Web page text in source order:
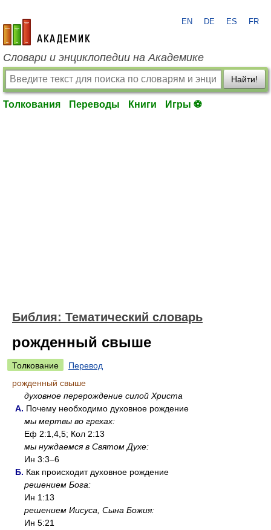
academic.ru
EN DE ES FR
Словари и энциклопедии на Академике
Найти!
Толкования Переводы Книги Игры ⚽
Библия: Тематический словарь
рожденный свыше
Толкование
Перевод
рожденный свыше
духовное перерождение силой Христа
А. Почему необходимо духовное рождение
мы мертвы во грехах:
Еф 2:1,4,5; Кол 2:13
мы нуждаемся в Святом Духе:
Ин 3:3–6
Б. Как происходит духовное рождение
решением Бога:
Ин 1:13
решением Иисуса, Сына Божия:
Ин 5:21